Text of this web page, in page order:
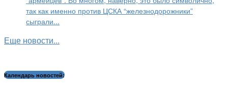
так как именно против ЦСКА “железнодорожники”
сыграли...
Еще новости...
Календарь новостей: